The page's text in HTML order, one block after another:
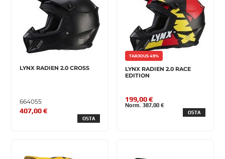
LYNX RADIEN 2.0 CROSS
664055
407,00 €
OSTA
TARJOUS 49%
LYNX RADIEN 2.0 RACE
EDITION
199,00 €
Norm. 387,00 €
OSTA